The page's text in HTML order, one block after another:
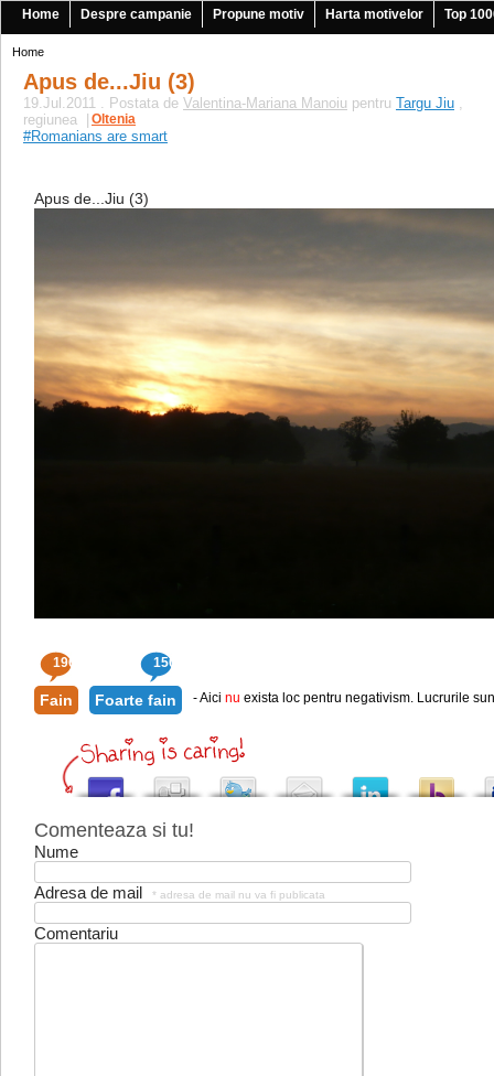
Home Despre campanie Propune motiv Harta motivelor Top
Home
Apus de...Jiu (3)
19.Jul.2011 . Postata de Valentina-Mariana Manoiu pentru Targu Jiu ,
regiunea
Oltenia
#Romanians are smart
Apus de...Jiu (3)
196 150
Fain Foarte fain - Aici nu exista loc pentru negativism. Lucrurile
Comenteaza si tu!
Nume
Adresa de mail * adresa de mail nu va fi publicata
Comentariu